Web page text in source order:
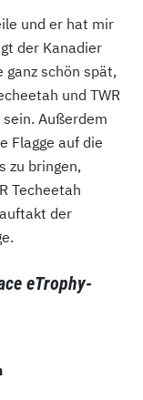
und er hat mir
der Kanadier
schön spät,
und TWR
Außerdem
Flagge auf die
zu bringen,
Techeetah
der
eTrophy-